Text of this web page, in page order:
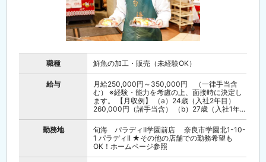
職種 鮮魚の加工・販売（未経験OK）
給与
月給250,000円～350,000円 （一律手当含
む） ※経験・能力を考慮の上、面接時に決定し
ます。 【月収例】 （a）24歳（入社2年目）
260,000円（諸手当含） （b）27歳（入社1年...
勤務地
旬海 パラディⅡ学園前店 奈良市学園北1-10-
1 パラディII ★その他の店舗での勤務希望も
OK！ホームページ参照